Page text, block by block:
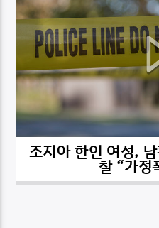
CURRENT TRACK
TITLE
ARTIST
DK NET
조지아 한인 여성,
찰 “가정